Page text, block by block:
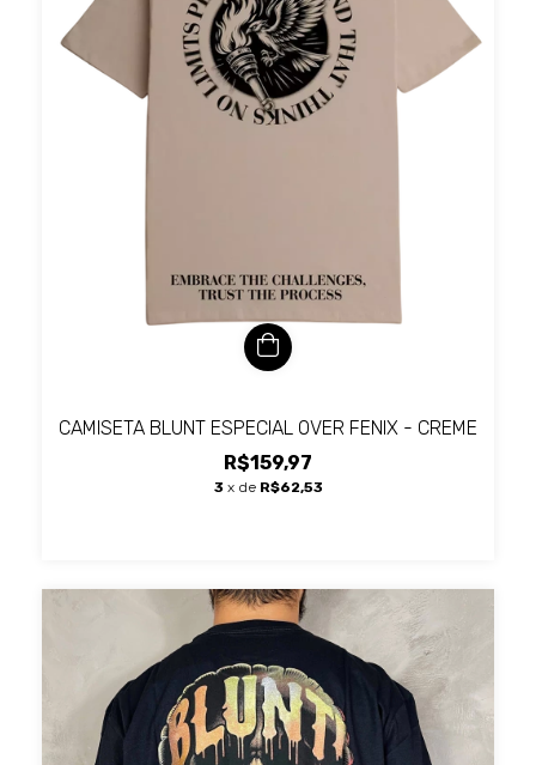
CAMISETA BLUNT ESPECIAL OVER FENIX - CREME
R$159,97
3 x de R$62,53